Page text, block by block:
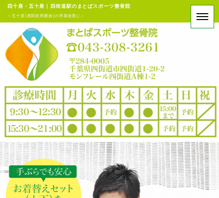
四十肩・五十肩 | 四街道駅のまとばスポーツ整骨院
～五十肩(肩関節周囲炎)の早期改善に～